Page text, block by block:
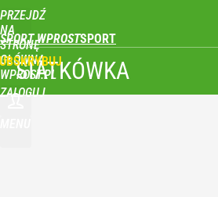
PRZEJDŹ
NA
STRONĘ
GŁÓWNĄ
WPROST.PL
SPORT WPROST
ZALOGUJ
SIATKÓWKA